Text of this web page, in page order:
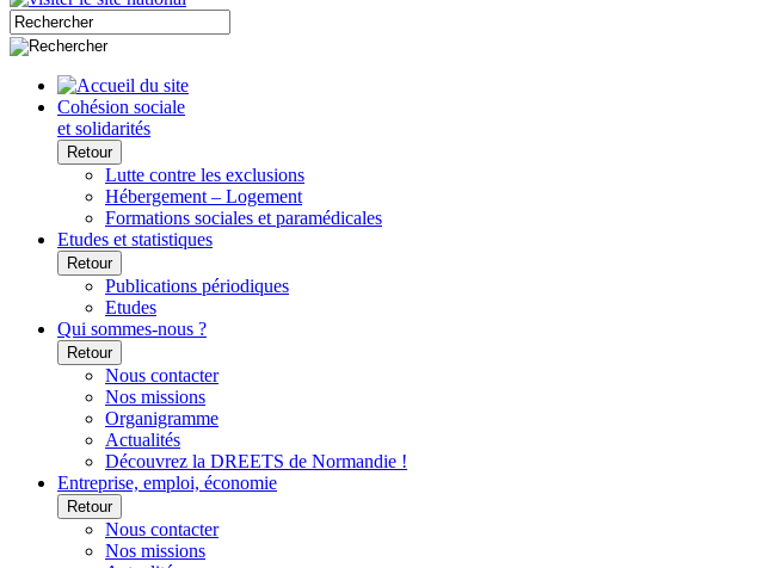
Cohésion sociale
et solidarités
Retour
Lutte contre les exclusions
Hébergement – Logement
Formations sociales et paramédicales
Etudes et statistiques
Retour
Publications périodiques
Etudes
Qui sommes-nous ?
Retour
Nous contacter
Nos missions
Organigramme
Actualités
Découvrez la DREETS de Normandie !
Entreprise, emploi, économie
Retour
Nous contacter
Nos missions